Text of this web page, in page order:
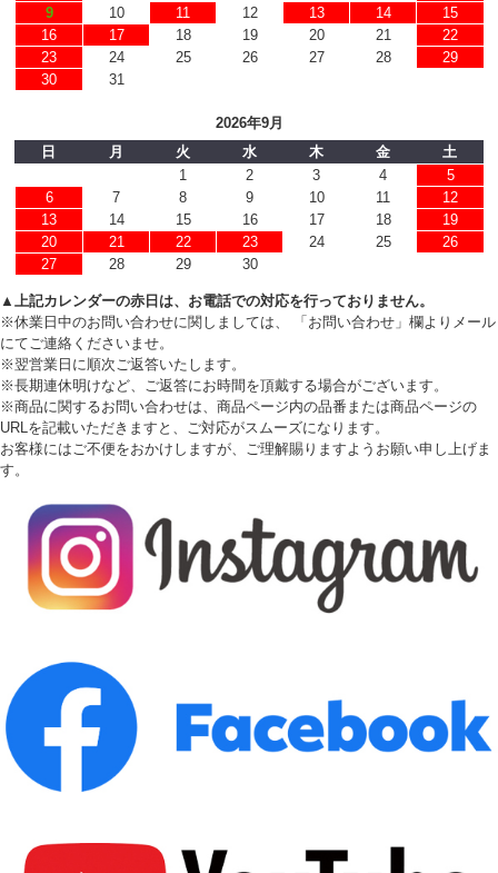
9
10 11 12 13 14
15
16
17 18 19 20 21
22
23
24 25 26 27 28
29
30
31
2026年9月
日
月 火 水 木 金
土
1
2 3 4
5
6
7 8 9 10 11
12
13
14 15 16 17 18
19
20
21 22 23 24 25
26
27
28 29 30
▲上記カレンダーの赤日は、お電話での対応を行っておりません。
※休業日中のお問い合わせに関しましては、 「お問い合わせ」欄よりメール
にてご連絡くださいませ。
※翌営業日に順次ご返答いたします。
※長期連休明けなど、ご返答にお時間を頂戴する場合がございます。
※商品に関するお問い合わせは、商品ページ内の品番または商品ページの
URLを記載いただきますと、ご対応がスムーズになります。
お客様にはご不便をおかけしますが、ご理解賜りますようお願い申し上げま
す。